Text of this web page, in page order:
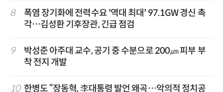
8
폭염 장기화에 전력수요 '역대 최대' 97.1GW 경신 촉
각…김성환 기후장관, 긴급 점검
9
박성준 아주대 교수, 공기 중 수분으로 200㎛ 피부 부
착 전지 개발
10 한병도 “장동혁, 李대통령 발언 왜곡…악의적 정치공